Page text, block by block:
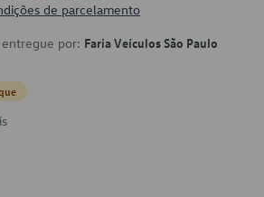
de parcelamento
entregue por: Faria Veículos São Paulo